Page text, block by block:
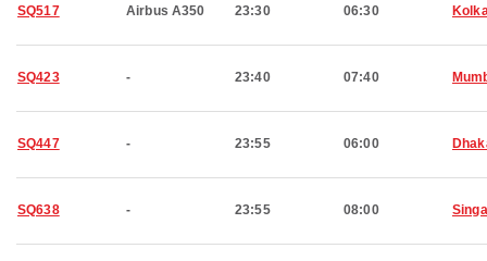
SQ517 Airbus A350 23:30 06:30
SQ423 - 23:40 07:40
SQ447 - 23:55 06:00
SQ638 - 23:55 08:00